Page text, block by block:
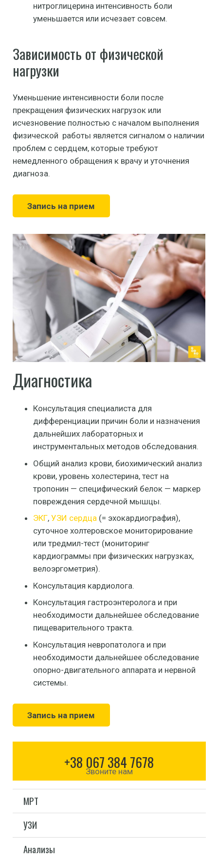
нитроглицерина интенсивность боли
уменьшается или исчезает совсем.
Зависимость от физической
нагрузки
Уменьшение интенсивности боли после
прекращения физических нагрузок или
исчезновение полностью с началом выполнения
физической работы является сигналом о наличии
проблем с сердцем, которые требуют
немедленного обращения к врачу и уточнения
диагноза.
Запись на прием
Диагностика
Консультация специалиста для
дифференциации причин боли и назначения
дальнейших лабораторных и
инструментальных методов обследования.
Общий анализ крови, биохимический анализ
крови, уровень холестерина, тест на
тропонин — специфический белок — маркер
повреждения сердечной мышцы.
ЭКГ, УЗИ сердца (= эхокардиография),
суточное холтеровское мониторирование
или тредмил-тест (мониторинг
кардиограммы при физических нагрузках,
велоэргометрия).
Консультация кардиолога.
Консультация гастроэнтеролога и при
необходимости дальнейшее обследование
пищеварительного тракта.
Консультация невропатолога и при
необходимости дальнейшее обследование
опорно-двигательного аппарата и нервной
системы.
Запись на прием
+38 067 384 7678
Звоните нам
МРТ
УЗИ
Анализы